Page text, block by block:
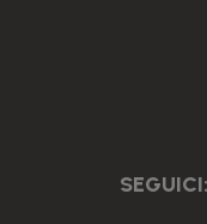
SEGUICI: